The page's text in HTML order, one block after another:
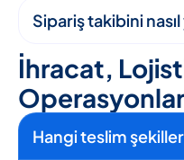
Sipariş takibini
İhracat, Lojist
Operasyonlar
Hangi teslim